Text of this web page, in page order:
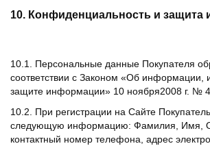
10. Конфиденциальность и защита
10.1. Персональные данные Покупателя
соответствии с Законом «Об информации,
защите информации» 10 ноября2008 г. №
10.2. При регистрации на Сайте
следующую информацию: Фамилия, Имя,
контактный номер телефона, адрес